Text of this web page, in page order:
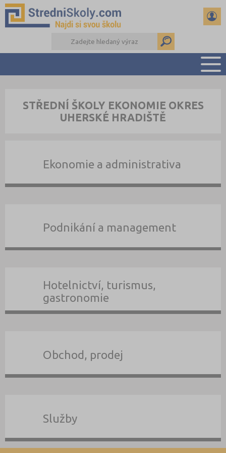
PŘÍPRAVA NA PŘIJÍMAČKY
DŮLEŽITÉ TERMÍNY
STŘEDNÍ ŠKOLY EKONOMIE OKRES
UHERSKÉ HRADIŠTĚ
Ekonomie a administrativa
Podnikání a management
Hotelnictví, turismus,
gastronomie
Obchod, prodej
Služby